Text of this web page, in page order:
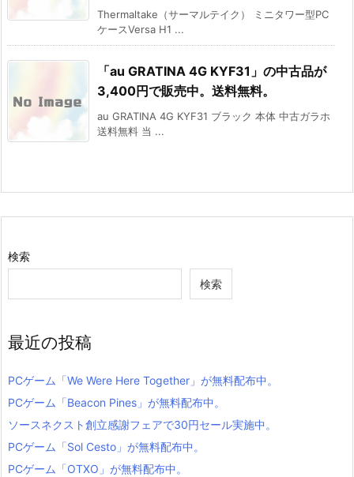
Thermaltake（サーマルテイク） ミニタワー型PC
ケースVersa H1 ...
「au GRATINA 4G KYF31」の中古品が
3,400円で販売中。送料無料。
au GRATINA 4G KYF31 ブラック 本体 中古ガラホ
送料無料 当 ...
検索
検索
最近の投稿
PCゲーム「We Were Here Together」が無料配布中。
PCゲーム「Beacon Pines」が無料配布中。
ソースネクスト創立感謝フェアで30円セール実施中。
PCゲーム「Sol Cesto」が無料配布中。
PCゲーム「OTXO」が無料配布中。